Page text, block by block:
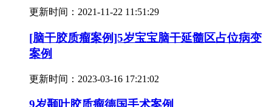
更新时间： 2021-11-22 11:51:29
[脑干胶质瘤案例]5岁宝宝脑干延髓区占位病变
案例
更新时间： 2023-03-16 17:21:02
9岁颞叶胶质瘤德国手术案例